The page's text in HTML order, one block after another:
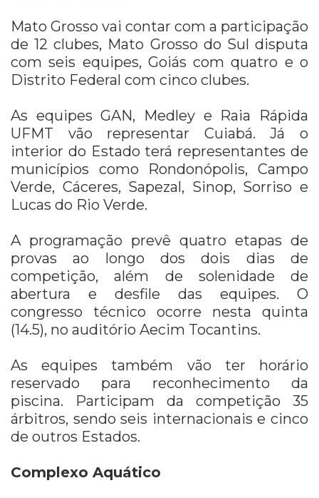
Mato Grosso vai contar com a participação
de 12 clubes, Mato Grosso do Sul disputa
com seis equipes, Goiás com quatro e o
Distrito Federal com cinco clubes.
As equipes GAN, Medley e Raia Rápida
UFMT vão representar Cuiabá. Já o
interior do Estado terá representantes de
municípios como Rondonópolis, Campo
Verde, Cáceres, Sapezal, Sinop, Sorriso e
Lucas do Rio Verde.
A programação prevê quatro etapas de
provas ao longo dos dois dias de
competição, além de solenidade de
abertura e desfile das equipes. O
congresso técnico ocorre nesta quinta
(14.5), no auditório Aecim Tocantins.
As equipes também vão ter horário
reservado para reconhecimento da
piscina. Participam da competição 35
árbitros, sendo seis internacionais e cinco
de outros Estados.
Complexo Aquático